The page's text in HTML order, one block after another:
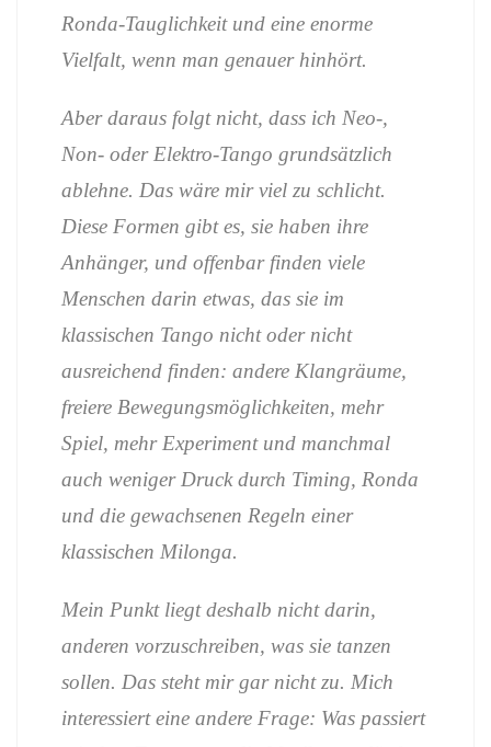
Ronda-Tauglichkeit und eine enorme
Vielfalt, wenn man genauer hinhört.
Aber daraus folgt nicht, dass ich Neo-,
Non- oder Elektro-Tango grundsätzlich
ablehne. Das wäre mir viel zu schlicht.
Diese Formen gibt es, sie haben ihre
Anhänger, und offenbar finden viele
Menschen darin etwas, das sie im
klassischen Tango nicht oder nicht
ausreichend finden: andere Klangräume,
freiere Bewegungsmöglichkeiten, mehr
Spiel, mehr Experiment und manchmal
auch weniger Druck durch Timing, Ronda
und die gewachsenen Regeln einer
klassischen Milonga.
Mein Punkt liegt deshalb nicht darin,
anderen vorzuschreiben, was sie tanzen
sollen. Das steht mir gar nicht zu. Mich
interessiert eine andere Frage: Was passiert